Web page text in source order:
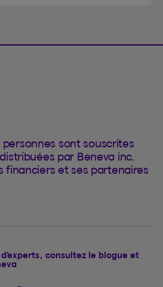
sont souscrites
par Beneva inc.
financiers et ses partenaires
d’experts, consultez le blogue et